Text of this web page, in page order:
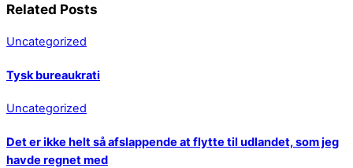
Related Posts
Uncategorized
Tysk bureaukrati
Uncategorized
Det er ikke helt så afslappende at flytte til udlandet, som jeg
havde regnet med